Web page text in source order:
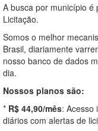
A busca por município é
Licitação.
Somos o melhor
Brasil, diariamente
nosso banco de dados
dia.
Nossos planos são:
* R$ 44,90/mês: Acesso
diários com alertas de